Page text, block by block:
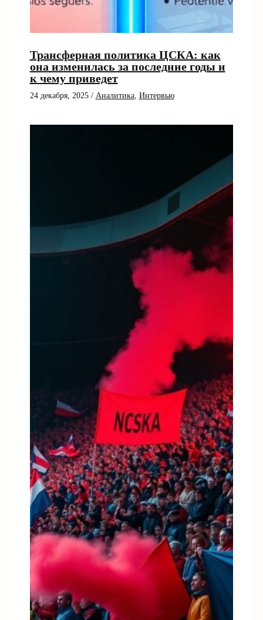
Трансферная политика ЦСКА: как
она изменилась за последние годы и
к чему приведет
24 декабря, 2025 / Аналитика, Интервью